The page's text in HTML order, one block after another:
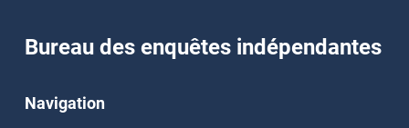
Bureau des enquêtes indépendantes
Navigation